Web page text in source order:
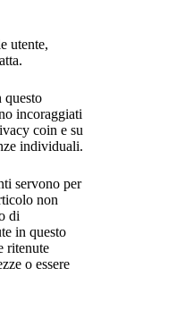
utente,
questo
incoraggiati
coin e su
individuali.
servono per
non
di
in questo
ritenute
o essere